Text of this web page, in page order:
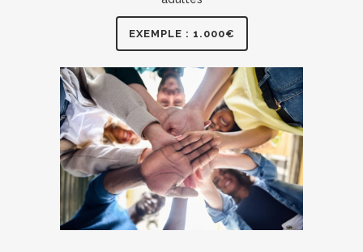
EXEMPLE : 1.000€